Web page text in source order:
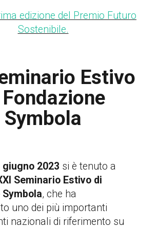
edizione del Premio Futuro
Sostenibile.
Estivo
Symbola
giugno 2023 si è tenuto a
Seminario Estivo di
Symbola, che ha
uno dei più importanti
nazionali di riferimento su